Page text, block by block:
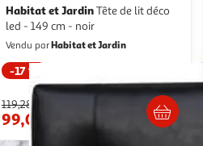
Habitat et JardinTête de lit déco
led - 149 cm - noir
Vendu parHabitat et Jardin
-17 %
Livraison dès 7/8 jours
119,28€
99,00€